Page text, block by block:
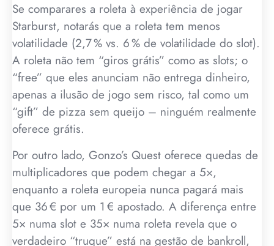
Se comparares a roleta à experiência de jogar
Starburst, notarás que a roleta tem menos
volatilidade (2,7 % vs. 6 % de volatilidade do slot).
A roleta não tem “giros grátis” como as slots; o
“free” que eles anunciam não entrega dinheiro,
apenas a ilusão de jogo sem risco, tal como um
“gift” de pizza sem queijo – ninguém realmente
oferece grátis.
Por outro lado, Gonzo’s Quest oferece quedas de
multiplicadores que podem chegar a 5×,
enquanto a roleta europeia nunca pagará mais
que 36 € por um 1 € apostado. A diferença entre
5× numa slot e 35× numa roleta revela que o
verdadeiro “truque” está na gestão de bankroll,